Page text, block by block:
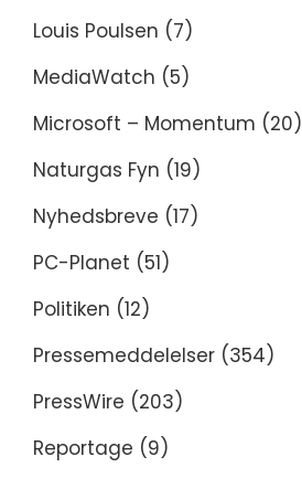
Louis Poulsen (7)
MediaWatch (5)
Microsoft – Momentum (20)
Naturgas Fyn (19)
Nyhedsbreve (17)
PC-Planet (51)
Politiken (12)
Pressemeddelelser (354)
PressWire (203)
Reportage (9)